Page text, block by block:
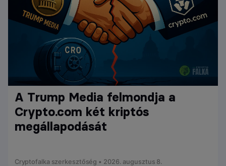
A Trump Media felmondja a
Crypto.com két kriptós
megállapodását
Cryptofalka szerkesztőség • 2026. augusztus 8.